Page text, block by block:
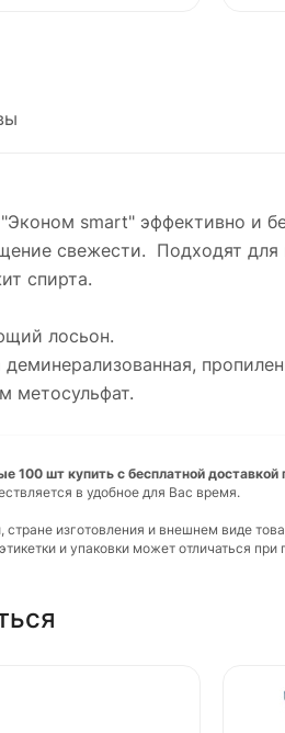
smart" эффективно и
свежести. Подходят
спирта.
лосьон.
метосульфат.
100 шт купить с бесплатной
в удобное для Вас время.
изготовления и внешнем виде
и упаковки может отличаться